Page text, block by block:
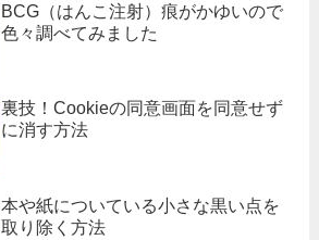
BCG（はんこ注射）痕がかゆいので
色々調べてみました
裏技！Cookieの同意画面を同意せず
に消す方法
本や紙についている小さな黒い点を
取り除く方法